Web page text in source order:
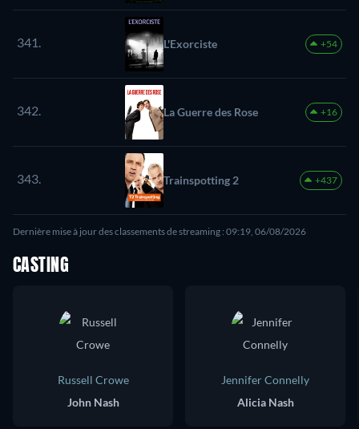
341. L'Exorciste +54
342. La Guerre des Rose +16
343. Trainspotting 2 +437
Dernière mise à jour des classements de streaming : 09:19, 06/08/2026
CASTING
Russell Crowe
John Nash
Jennifer Connelly
Alicia Nash